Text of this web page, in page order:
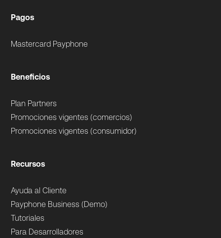
Pagos
Mastercard Payphone
Beneficios
Plan Partners
Promociones vigentes (comercios)
Promociones vigentes (consumidor)
Recursos
Ayuda al Cliente
Payphone Business (Demo)
Tutoriales
Para Desarrolladores